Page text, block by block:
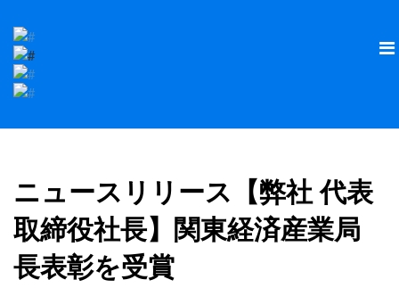
ニュースリリース【弊社 代表
取締役社長】関東経済産業局
長表彰を受賞